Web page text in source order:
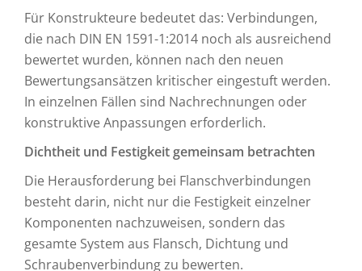
Für Konstrukteure bedeutet das: Verbindungen,
die nach DIN EN 1591-1:2014 noch als ausreichend
bewertet wurden, können nach den neuen
Bewertungsansätzen kritischer eingestuft werden.
In einzelnen Fällen sind Nachrechnungen oder
konstruktive Anpassungen erforderlich.
Dichtheit und Festigkeit gemeinsam betrachten
Die Herausforderung bei Flanschverbindungen
besteht darin, nicht nur die Festigkeit einzelner
Komponenten nachzuweisen, sondern das
gesamte System aus Flansch, Dichtung und
Schraubenverbindung zu bewerten.